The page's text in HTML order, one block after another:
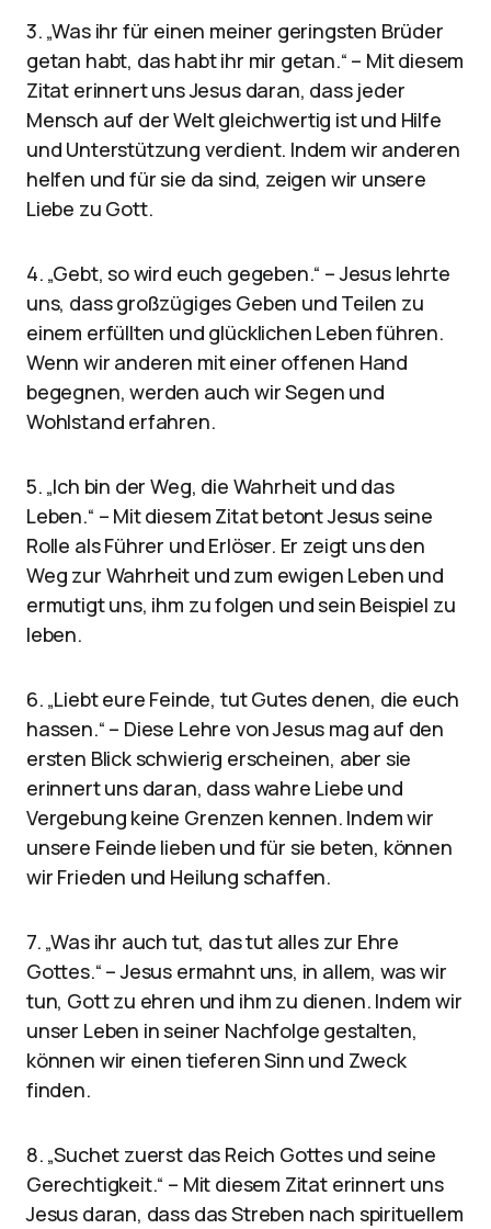
3. „Was ihr für einen meiner geringsten Brüder
getan habt, das habt ihr mir getan.“ – Mit diesem
Zitat erinnert uns Jesus daran, dass jeder
Mensch auf der Welt gleichwertig ist und Hilfe
und Unterstützung verdient. Indem wir anderen
helfen und für sie da sind, zeigen wir unsere
Liebe zu Gott.
4. „Gebt, so wird euch gegeben.“ – Jesus lehrte
uns, dass großzügiges Geben und Teilen zu
einem erfüllten und glücklichen Leben führen.
Wenn wir anderen mit einer offenen Hand
begegnen, werden auch wir Segen und
Wohlstand erfahren.
5. „Ich bin der Weg, die Wahrheit und das
Leben.“ – Mit diesem Zitat betont Jesus seine
Rolle als Führer und Erlöser. Er zeigt uns den
Weg zur Wahrheit und zum ewigen Leben und
ermutigt uns, ihm zu folgen und sein Beispiel zu
leben.
6. „Liebt eure Feinde, tut Gutes denen, die euch
hassen.“ – Diese Lehre von Jesus mag auf den
ersten Blick schwierig erscheinen, aber sie
erinnert uns daran, dass wahre Liebe und
Vergebung keine Grenzen kennen. Indem wir
unsere Feinde lieben und für sie beten, können
wir Frieden und Heilung schaffen.
7. „Was ihr auch tut, das tut alles zur Ehre
Gottes.“ – Jesus ermahnt uns, in allem, was wir
tun, Gott zu ehren und ihm zu dienen. Indem wir
unser Leben in seiner Nachfolge gestalten,
können wir einen tieferen Sinn und Zweck
finden.
8. „Suchet zuerst das Reich Gottes und seine
Gerechtigkeit.“ – Mit diesem Zitat erinnert uns
Jesus daran, dass das Streben nach spirituellem